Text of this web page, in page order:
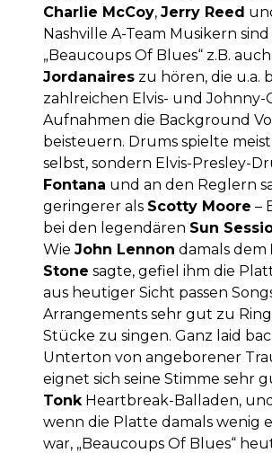
Charlie McCoy, Jerry Reed
Nashville A-Team Musikern
„Beaucoups Of Blues“ z.B.
Jordanaires zu hören, die u.a.
zahlreichen Elvis- und Johnny-
Aufnahmen die Background
beisteuern. Drums spielte
selbst, sondern Elvis-Presley-
Fontana und an den Reglern
geringerer als Scotty Moore –
bei den legendären Sun
Wie John Lennon damals dem
Stone sagte, gefiel ihm die
aus heutiger Sicht passen
Arrangements sehr gut zu
Stücke zu singen. Ganz laid
Unterton von angeborener
eignet sich seine Stimme sehr
TonkHeartbreak-Balladen,
wenn die Platte damals wenig
war, „Beaucoups Of Blues“